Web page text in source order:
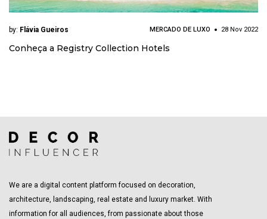
by: Flávia Gueiros MERCADO DE LUXO 28 Nov 2022
Conheça a Registry Collection Hotels
We are a digital content platform focused on decoration,
architecture, landscaping, real estate and luxury market. With
information for all audiences, from passionate about those